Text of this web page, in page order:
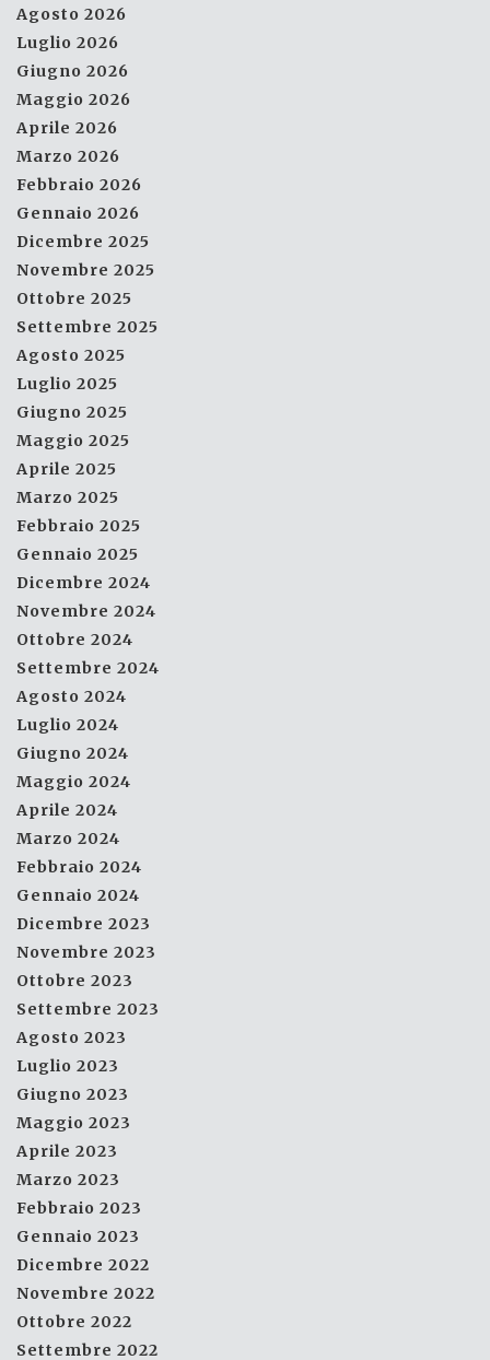
Agosto 2026
Luglio 2026
Giugno 2026
Maggio 2026
Aprile 2026
Marzo 2026
Febbraio 2026
Gennaio 2026
Dicembre 2025
Novembre 2025
Ottobre 2025
Settembre 2025
Agosto 2025
Luglio 2025
Giugno 2025
Maggio 2025
Aprile 2025
Marzo 2025
Febbraio 2025
Gennaio 2025
Dicembre 2024
Novembre 2024
Ottobre 2024
Settembre 2024
Agosto 2024
Luglio 2024
Giugno 2024
Maggio 2024
Aprile 2024
Marzo 2024
Febbraio 2024
Gennaio 2024
Dicembre 2023
Novembre 2023
Ottobre 2023
Settembre 2023
Agosto 2023
Luglio 2023
Giugno 2023
Maggio 2023
Aprile 2023
Marzo 2023
Febbraio 2023
Gennaio 2023
Dicembre 2022
Novembre 2022
Ottobre 2022
Settembre 2022